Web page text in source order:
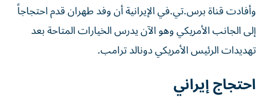
وأفادت قناة برس.تي.في الإيرانية أن وفد طهران قدم احتجاجاً
إلى الجانب الأمريكي وهو الآن يدرس الخيارات المتاحة بعد
تهديدات الرئيس الأمريكي دونالد ترامب.
احتجاج إيراني